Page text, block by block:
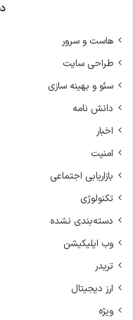
هاست و سرور
طراحی سایت
سئو و بهینه سازی
دانش نامه
اخبار
امنیت
بازاریابی اجتماعی
تکنولوژی
دسته‌بندی نشده
وب اپلیکیشن
تریدر
ارز دیجیتال
ویژه